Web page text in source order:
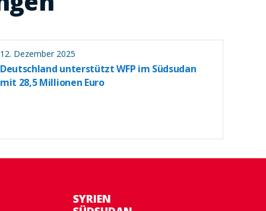
12. Dezember 2025
Deutschland unterstützt WFP im Südsudan
mit 28,5 Millionen Euro
SYRIEN